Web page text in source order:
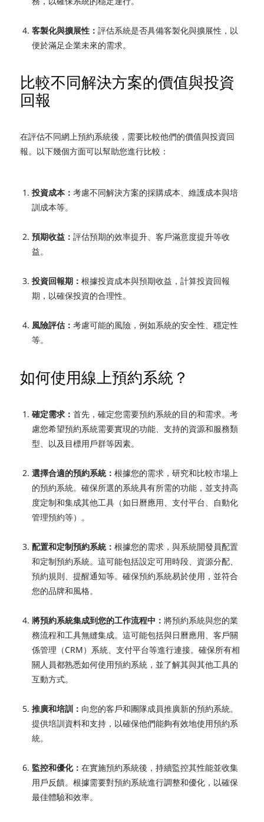
客製化與擴展性：評估系統是否具備客製化與擴展性，以
便於滿足企業未來的需求。
比較不同解決方案的價值與投資
回報
在評估不同網上預約系統後，需要比較他們的價值與投資回
報。以下幾個方面可以幫助您進行比較：
投資成本：考慮不同解決方案的採購成本、維護成本與培
訓成本等。
預期收益：評估預期的效率提升、客戶滿意度提升等收
益。
投資回報期：根據投資成本與預期收益，計算投資回報
期，以確保投資的合理性。
風險評估：考慮可能的風險，例如系統的安全性、穩定性
等。
如何使用線上預約系統？
確定需求：首先，確定您需要預約系統的目的和需求。考
慮您希望預約系統需要實現的功能、支持的資源和服務類
型、以及目標用戶群等因素。
選擇合適的預約系統：根據您的需求，研究和比較市場上
的預約系統。確保所選的系統具有所需的功能，並支持高
度定制和集成其他工具（如日曆應用、支付平台、 自動化
管理預約等）。
配置和定制預約系統：根據您的需求，與系統開發員配置
和定制預約系統。這可能包括設定可用時段、資源分配、
預約規則、提醒通知等。確保預約系統易於使用，並符合
您的品牌和風格。
將預約系統集成到您的工作流程中： 將預約系統與您的業
務流程和工具無縫集成。這可能包括與日曆應用、客戶關
係管理（CRM）系統、支付平台等進行連接。確保所有相
關人員都熟悉如何使用預約系統，並了解其與其他工具的
互動方式。
推廣和培訓： 向您的客戶和團隊成員推廣新的預約系統。
提供培訓資料和支持，以確保他們能夠有效地使用預約系
統。
監控和優化：在實施預約系統後，持續監控其性能並收集
用戶反饋。根據需要對預約系統進行調整和優化，以確保
最佳體驗和效率。